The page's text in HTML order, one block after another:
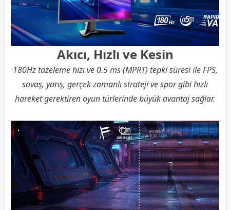
Akıcı, Hızlı ve Kesin
180Hz tazeleme hızı ve 0.5 ms (MPRT) tepki süresi ile FPS,
savaş, yarış, gerçek zamanlı strateji ve spor gibi hızlı
hareket gerektiren oyun türlerinde büyük avantaj sağlar.